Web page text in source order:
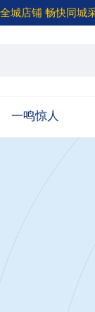
城店铺 畅快同城
一鸣惊人